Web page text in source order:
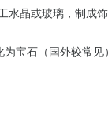
水晶或玻璃，制成
为宝石（国外较常见